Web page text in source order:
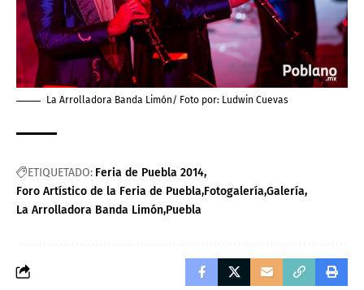
La Arrolladora Banda Limón/ Foto por: Ludwin Cuevas
ETIQUETADO: Feria de Puebla 2014
Foro Artístico de la Feria de Puebla Fotogalería Galería
La Arrolladora Banda Limón Puebla